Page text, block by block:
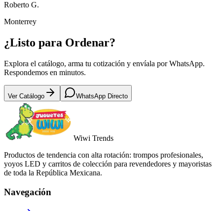
Roberto G.
Monterrey
¿Listo para Ordenar?
Explora el catálogo, arma tu cotización y envíala por WhatsApp.
Respondemos en minutos.
Ver Catálogo WhatsApp Directo
Wiwi Trends
Productos de tendencia con alta rotación: trompos profesionales,
yoyos LED y carritos de colección para revendedores y mayoristas
de toda la República Mexicana.
Navegación